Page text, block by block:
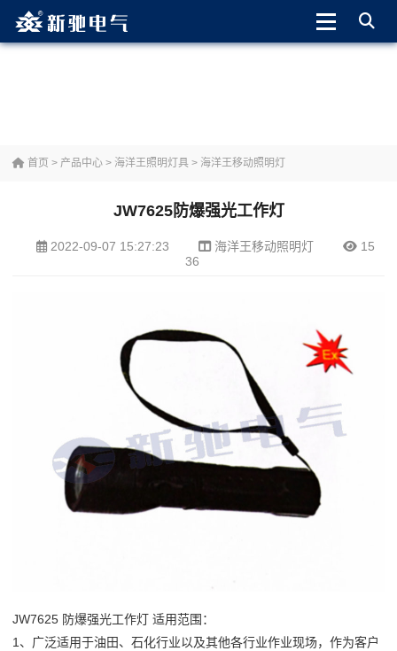
首页 > 产品中心 > 海洋王照明灯具 > 海洋王移动照明灯
JW7625防爆强光工作灯
2022-09-07 15:27:23 海洋王移动照明灯
15
36
JW7625 防爆强光工作灯 适用范围：
1、广泛适用于油田、石化行业以及其他各行业作业现场，作为客户